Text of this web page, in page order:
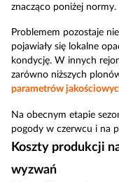
znacząco poniżej normy.
Problemem pozostaje
pojawiały się lokalne
kondycję. W innych
zarówno niższych
parametrów
Na obecnym etapie
pogody w czerwcu i na
Koszty produkcji
wyzwań